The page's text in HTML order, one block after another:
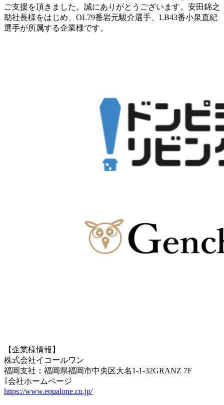
ご支援を頂きました。誠にありがとうございます。安田錦之
助社長様をはじめ、OL79番岩元駿介選手、LB43番小泉直紀
選手が所属する企業様です。
【企業様情報】
株式会社イコールワン
福岡支社：福岡県福岡市中央区大名1-1-32GRANZ 7F
⇩会社ホームページ
https://www.equalone.co.jp/